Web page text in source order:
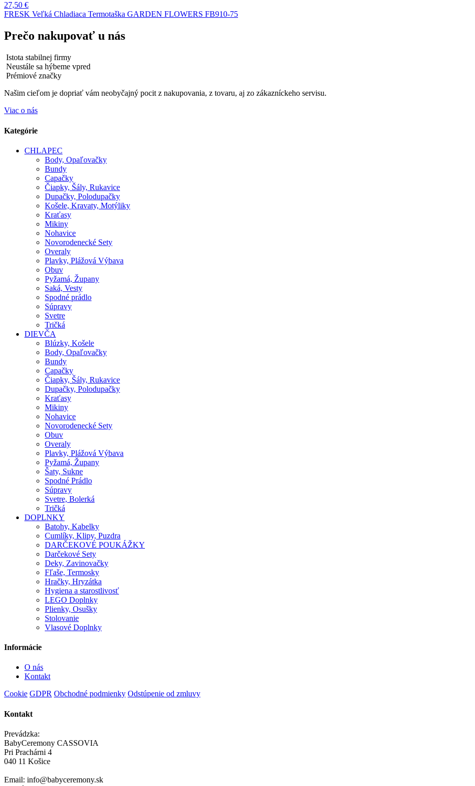
27,50 €
FRESK Veľká Chladiaca Termotaška GARDEN FLOWERS FB910-75
Prečo nakupovať u nás
Istota stabilnej firmy
Neustále sa hýbeme vpred
Prémiové značky
Našim cieľom je dopriať vám neobyčajný pocit z nakupovania, z tovaru, aj zo zákazníckeho servisu.
Viac o nás
Kategórie
CHLAPEC
Body, Opaľovačky
Bundy
Capačky
Čiapky, Šály, Rukavice
Dupačky, Polodupačky
Košele, Kravaty, Motýliky
Kraťasy
Mikiny
Nohavice
Novorodenecké Sety
Overaly
Plavky, Plážová Výbava
Obuv
Pyžamá, Župany
Saká, Vesty
Spodné prádlo
Súpravy
Svetre
Tričká
DIEVČA
Blúzky, Košele
Body, Opaľovačky
Bundy
Capačky
Čiapky, Šály, Rukavice
Dupačky, Polodupačky
Kraťasy
Mikiny
Nohavice
Novorodenecké Sety
Obuv
Overaly
Plavky, Plážová Výbava
Pyžamá, Župany
Šaty, Sukne
Spodné Prádlo
Súpravy
Svetre, Bolerká
Tričká
DOPLNKY
Batohy, Kabelky
Cumlíky, Klipy, Puzdra
DARČEKOVÉ POUKÁŽKY
Darčekové Sety
Deky, Zavinovačky
Fľaše, Termosky
Hračky, Hryzátka
Hygiena a starostlivosť
LEGO Doplnky
Plienky, Osušky
Stolovanie
Vlasové Doplnky
Informácie
O nás
Kontakt
Cookie GDPR Obchodné podmienky Odstúpenie od zmluvy
Kontakt
Prevádzka:
BabyCeremony CASSOVIA
Pri Prachárni 4
040 11 Košice
Email: info@babyceremony.sk